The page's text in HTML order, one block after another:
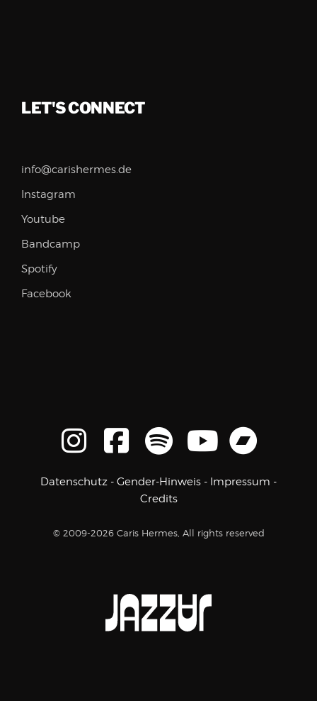
LET'S CONNECT
info@carishermes.de
Instagram
Youtube
Bandcamp
Spotify
Facebook
Datenschutz - Gender-Hinweis - Impressum -
Credits
© 2009-2026 Caris Hermes, All rights reserved